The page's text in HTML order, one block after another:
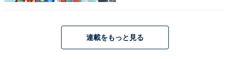
連載をもっと見る